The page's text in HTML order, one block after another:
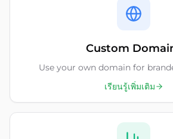
Custom
Use your own domain for
เรียนรู้เพิ่มเติม